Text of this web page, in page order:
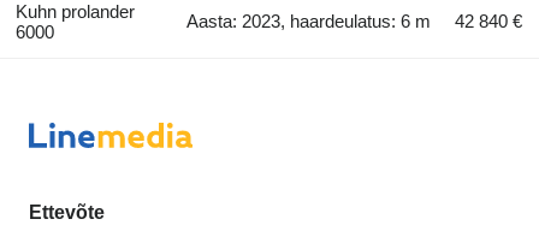
Kuhn prolander
6000
Aasta: 2023, haardeulatus: 6 m 42 840 €
Ettevõte